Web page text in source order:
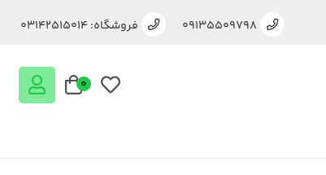
09135509798 فروشگاه: 03142515014
0